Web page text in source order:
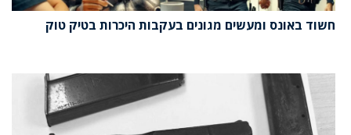
חשוד באונס ומעשים מגונים בעקבות היכרות בטיק טוק